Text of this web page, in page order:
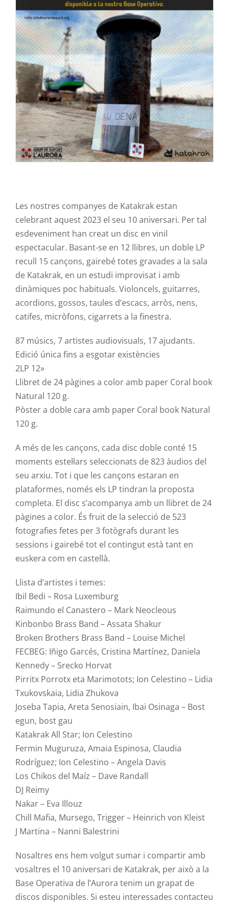
Contacte
Les nostres companyes de Katakrakestan
celebrant aquest 2023 el seu 10 aniversari. Per tal
esdeveniment han creat un disc en vinil
espectacular. Basant-se en 12 llibres, un doble LP
recull 15 cançons, gairebé totes gravades a la sala
de Katakrak, en un estudi improvisat i amb
dinàmiques poc habituals. Violoncels, guitarres,
acordions, gossos, taules d’escacs, arròs, nens,
catifes, micròfons, cigarrets a la finestra.
87 músics, 7 artistes audiovisuals, 17 ajudants.
Edició única fins a esgotar existències
2LP 12»
Llibret de 24 pàgines a color amb paper Coral book
Natural 120 g.
Pòster a doble cara amb paper Coral bookNatural
120 g.
A més de les cançons, cada disc doble conté 15
moments estel·lars seleccionats de 823 àudios del
seu arxiu. Tot i que les cançons estaran en
plataformes, només els LP tindran la proposta
completa. El disc s’acompanya amb un llibret de 24
pàgines a color. És fruit de la selecció de 523
fotografies fetes per 3 fotògrafs durant les
sessions i gairebé tot el contingut està tant en
euskera com en castellà.
Llista d’artistes i temes:
Ibil Bedi – Rosa Luxemburg
Raimundo el Canastero – Mark Neocleous
Kinbonbo Brass Band –Assata Shakur
Broken Brothers Brass Band – Louise Michel
FECBEG: Iñigo Garcés, Cristina Martínez, Daniela
Kennedy – Srecko Horvat
Pirritx Porrotxeta Marimotots; Ion Celestino – Lidia
Txukovskaia, Lidia Zhukova
Joseba Tapia, Areta Senosiain, Ibai Osinaga – Bost
egun, bost gau
KatakrakAll Star; Ion Celestino
Fermin Muguruza, Amaia Espinosa, Claudia
Rodríguez; Ion Celestino – Angela Davis
Los Chikos del Maíz – Dave Randall
DJ Reimy
Nakar– Eva Illouz
Chill Mafia, Mursego, Trigger– Heinrich von Kleist
J Martina – Nanni Balestrini
Nosaltres ens hem volgut sumar i compartir amb
vosaltres el 10 aniversari de Katakrak, per això a la
Base Operativa de l’Aurora tenim un grapat de
discos disponibles. Si esteu interessades contacteu